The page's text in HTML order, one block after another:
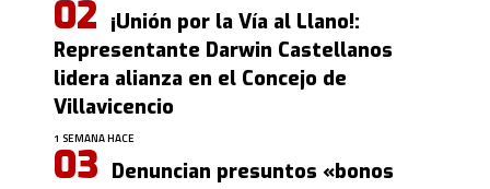
¡Unión por la Vía al Llano!:
Representante Darwin Castellanos
lidera alianza en el Concejo de
Villavicencio
1 SEMANA HACE
Denuncian presuntos «bonos